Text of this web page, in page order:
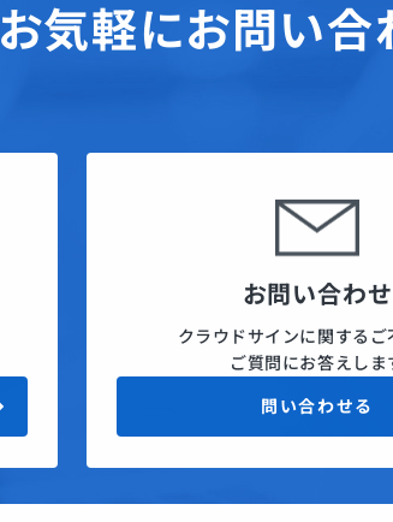
お気軽にお問い合
お問い合わせ
クラウドサインに関するご
ご質問にお答えしま
問い合わせる